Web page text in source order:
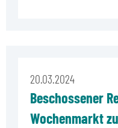
20.03.2024
Beschossener
Wochenmarkt